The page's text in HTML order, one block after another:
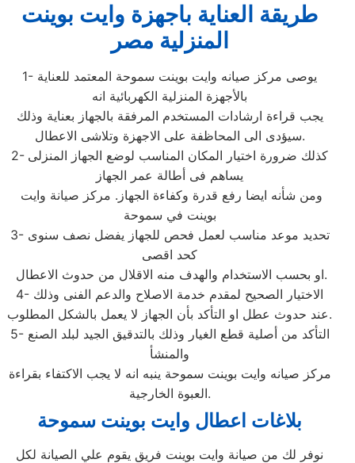
طريقة العناية باجهزة وايت بوينت
المنزلية مصر
1- يوصى مركز صيانه وايت بوينت سموحة المعتمد للعناية
بالأجهزة المنزلية الكهربائية انه
يجب قراءة ارشادات المستخدم المرفقة بالجهاز بعناية وذلك
سيؤدى الى المحاظفة على الاجهزة وتلاشى الاعطال.
2- كذلك ضرورة اختيار المكان المناسب لوضع الجهاز المنزلى
يساهم فى أطالة عمر الجهاز
بوينت في سموحة
3- تحديد موعد مناسب لعمل فحص للجهاز يفضل نصف سنوى
كحد اقصى
او بحسب الاستخدام والهدف منه الاقلال من حدوث الاعطال.
4- الاختيار الصحيح لمقدم خدمة الاصلاح والدعم الفنى وذلك
عند حدوث عطل او التأكد بأن الجهاز لا يعمل بالشكل المطلوب.
5- التأكد من أصلية قطع الغيار وذلك بالتدقيق الجيد لبلد الصنع
والمنشأ
مركز صيانه وايت بوينت سموحة ينبه انه لا يجب الاكتفاء بقراءة
العبوة الخارجية.
بلاغات اعطال وايت بوينت سموحة
نوفر لك من صيانة وايت بوينت فريق يقوم علي الصيانة لكل